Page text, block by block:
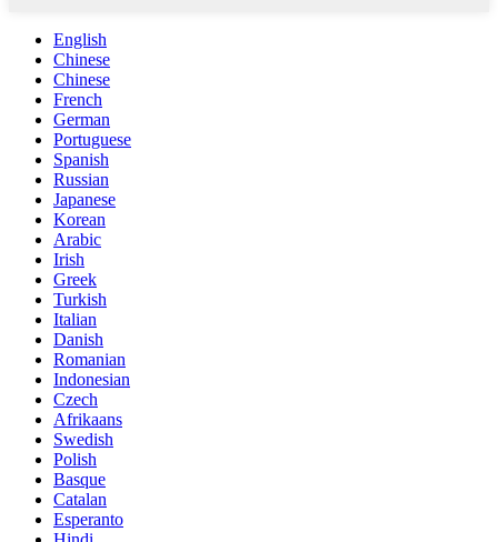
English
Chinese
Chinese
French
German
Portuguese
Spanish
Russian
Japanese
Korean
Arabic
Irish
Greek
Turkish
Italian
Danish
Romanian
Indonesian
Czech
Afrikaans
Swedish
Polish
Basque
Catalan
Esperanto